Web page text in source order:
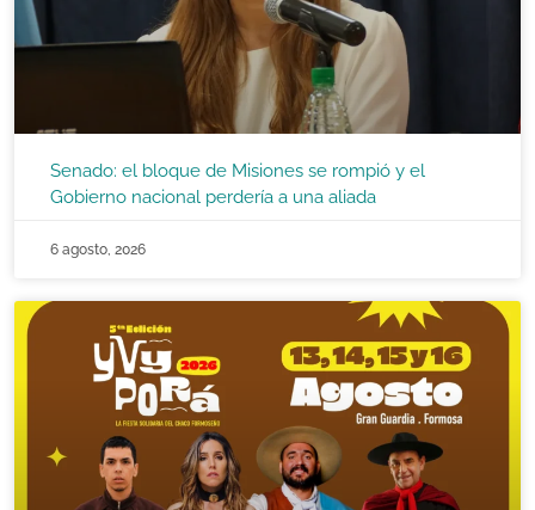
Senado: el bloque de Misiones se rompió y el
Gobierno nacional perdería a una aliada
6 agosto, 2026